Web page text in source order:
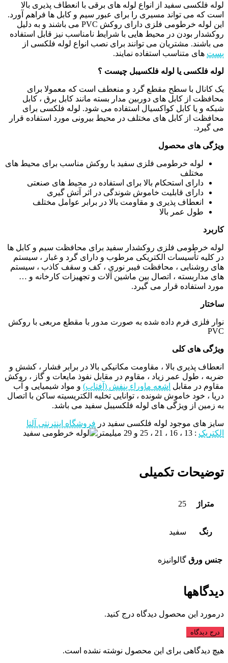
لوله فلکسی سفید از انواع لوله های برقی با انعطاف پذیری بالا
است که می تواند مسیری را برای عبور سیم و کابل ها فراهم آورد.
این لوله خرطومی فلزی دارای روکش PVC می باشند و به دلیل
روکشدار بودن در محیط هایی با شرایط نامناسب نیز قابل استفاده
می باشند. مشتریان می توانند برای نصب انواع لوله فلکسی از
بست های متناسب استفاده نمایند.
لوله فلکسی یا لوله فلکسیبل چیست ؟
یک کانال با سطح مقطع گرد و منعطف است که معمولا برای
محافظت از کابل های دوربین مدار بسته مانند کابل برق ، کابل
شبکه و یا کابل کواکسیال استفاده می شود. لوله فلکسی برای
محافظت از کابل های مختلف در محیط بیرونی مورد استفاده قرار
می گیرد.
ویژگی های محصول
لوله خرطومی فلزی سفید با روکش مناسب برای محیط های
مختلف
دارای استحکام بالا برای استفاده در محیط های صنعتی
دارای قابلیت خاموش شوندگی در اثر آتش گیری
انعطاف پذیری و مقاومت بالا در برابر عوامل مختلف
طول عمر بالا
کاربرد
لوله خرطومی فلزی روکشدار سفید برای محافظت سیم و کابل ها
در کلیه تأسیسات الکتریکی مرطوب و دارای گرد و غبار ، سیستم
های روشنایی ، محافظت فیبر نوری ، کف و سقف کاذب ، سیستم
های مداربسته ، اتصال بین ماشین آلات و تجهیزات کارخانه و …
مورد استفاده قرار می گیرد.
ساختار
نوار فلزی فرم داده شده به صورت مدور با مقطع مربعی با روکش
PVC
ویژگی های کلی
انعطاف پذیری بالا ، مقاومت مکانیکی بالا در برابر فشار ، کشش و
ضربه ، طول عمر زیاد ، مقاوم در مقابل نفوذ مایعات و گاز ، روکش
مقاوم در مقابل اشعه ماوراء بنفش (آفتاب) و مواد شیمیایی و آب
دریا ، خود خاموش شونده ، توانایی تخلیه الکتریسیته ساکن با اتصال
به زمین از ویژگی های لوله فلکسیبل سفید می باشد.
سایز های موجود لوله فلکسی سفید در فروشگاه اینترنتی آلتا
الکتریک : 13 ، 16 ، 21 ، 25 و 29 میلیمتر
توضیحات تکمیلی
متراژ 25
رنگ سفید
جنس ورق گالوانیزه
دیدگاهها
درمورد این محصول دیدگاه درج کنید.
درج دیدگاه
هیچ دیدگاهی برای این محصول نوشته نشده است.